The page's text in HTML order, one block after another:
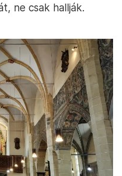
ne csak hallják.